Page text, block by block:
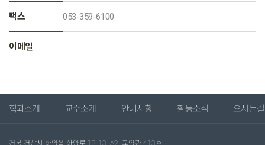
팩스 053-359-6100
이메일
학과소개 교수소개 안내사항 활동소식 오시는길
경북 경산시 하양읍 하양로 13-13. A2, 교양관 413호